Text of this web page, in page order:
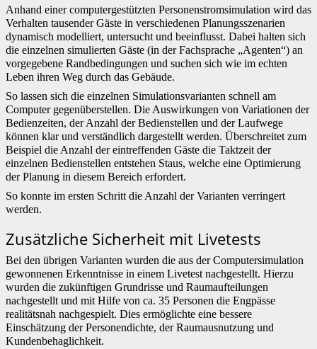
Anhand einer computergestützten Personenstromsimulation wird das
Verhalten tausender Gäste in verschiedenen Planungsszenarien
dynamisch modelliert, untersucht und beeinflusst. Dabei halten sich
die einzelnen simulierten Gäste (in der Fachsprache „Agenten“) an
vorgegebene Randbedingungen und suchen sich wie im echten
Leben ihren Weg durch das Gebäude.
So lassen sich die einzelnen Simulationsvarianten schnell am
Computer gegenüberstellen. Die Auswirkungen von Variationen der
Bedienzeiten, der Anzahl der Bedienstellen und der Laufwege
können klar und verständlich dargestellt werden. Überschreitet zum
Beispiel die Anzahl der eintreffenden Gäste die Taktzeit der
einzelnen Bedienstellen entstehen Staus, welche eine Optimierung
der Planung in diesem Bereich erfordert.
So konnte im ersten Schritt die Anzahl der Varianten verringert
werden.
Zusätzliche Sicherheit mit Livetests
Bei den übrigen Varianten wurden die aus der Computersimulation
gewonnenen Erkenntnisse in einem Livetest nachgestellt. Hierzu
wurden die zukünftigen Grundrisse und Raumaufteilungen
nachgestellt und mit Hilfe von ca. 35 Personen die Engpässe
realitätsnah nachgespielt. Dies ermöglichte eine bessere
Einschätzung der Personendichte, der Raumausnutzung und
Kundenbehaglichkeit.